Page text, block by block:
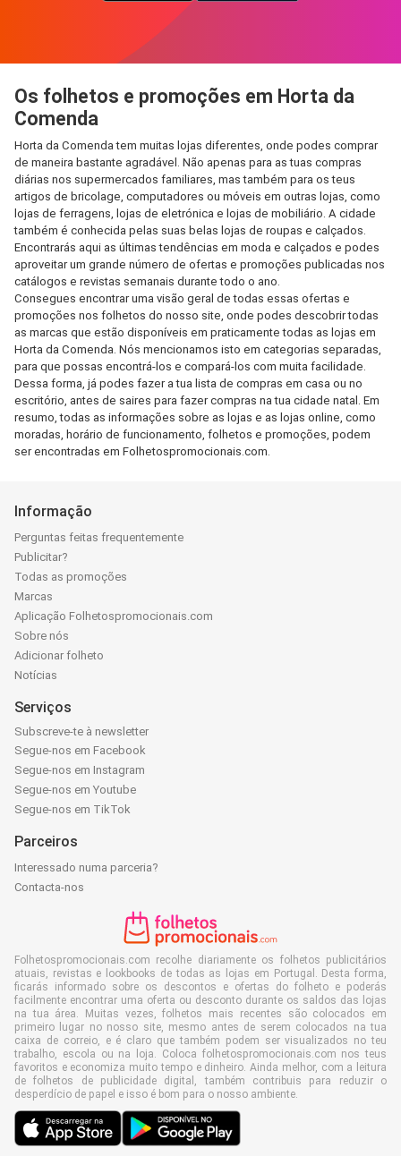
Os folhetos e promoções em Horta da
Comenda
Horta da Comenda tem muitas lojas diferentes, onde podes comprar
de maneira bastante agradável. Não apenas para as tuas compras
diárias nos supermercados familiares, mas também para os teus
artigos de bricolage, computadores ou móveis em outras lojas, como
lojas de ferragens, lojas de eletrónica e lojas de mobiliário. A cidade
também é conhecida pelas suas belas lojas de roupas e calçados.
Encontrarás aqui as últimas tendências em moda e calçados e podes
aproveitar um grande número de ofertas e promoções publicadas nos
catálogos e revistas semanais durante todo o ano.
Consegues encontrar uma visão geral de todas essas ofertas e
promoções nos folhetos do nosso site, onde podes descobrir todas
as marcas que estão disponíveis em praticamente todas as lojas em
Horta da Comenda. Nós mencionamos isto em categorias separadas,
para que possas encontrá-los e compará-los com muita facilidade.
Dessa forma, já podes fazer a tua lista de compras em casa ou no
escritório, antes de saires para fazer compras na tua cidade natal. Em
resumo, todas as informações sobre as lojas e as lojas online, como
moradas, horário de funcionamento, folhetos e promoções, podem
ser encontradas em Folhetospromocionais.com.
Informação
Perguntas feitas frequentemente
Publicitar?
Todas as promoções
Marcas
Aplicação Folhetospromocionais.com
Sobre nós
Adicionar folheto
Notícias
Serviços
Subscreve-te à newsletter
Segue-nos em Facebook
Segue-nos em Instagram
Segue-nos em Youtube
Segue-nos em TikTok
Parceiros
Interessado numa parceria?
Contacta-nos
Folhetospromocionais.com recolhe diariamente os folhetos publicitários
atuais, revistas e lookbooks de todas as lojas em Portugal. Desta forma,
ficarás informado sobre os descontos e ofertas do folheto e poderás
facilmente encontrar uma oferta ou desconto durante os saldos das lojas
na tua área. Muitas vezes, folhetos mais recentes são colocados em
primeiro lugar no nosso site, mesmo antes de serem colocados na tua
caixa de correio, e é claro que também podem ser visualizados no teu
trabalho, escola ou na loja. Coloca folhetospromocionais.com nos teus
favoritos e economiza muito tempo e dinheiro. Ainda melhor, com a leitura
de folhetos de publicidade digital, também contribuis para reduzir o
desperdício de papel e isso é bom para o nosso ambiente.